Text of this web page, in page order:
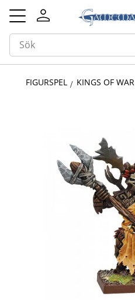
Meny
FIGURSPEL KINGS OF WAR